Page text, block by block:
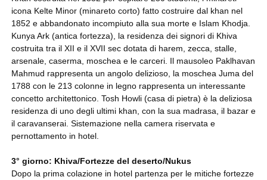
icona Kelte Minor (minareto corto) fatto costruire dal khan nel
1852 e abbandonato incompiuto alla sua morte e Islam Khodja.
Kunya Ark (antica fortezza), la residenza dei signori di Khiva
costruita tra il XII e il XVII sec dotata di harem, zecca, stalle,
arsenale, caserma, moschea e le carceri. Il mausoleo Paklhavan
Mahmud rappresenta un angolo delizioso, la moschea Juma del
1788 con le 213 colonne in legno rappresenta un interessante
concetto architettonico. Tosh Howli (casa di pietra) è la deliziosa
residenza di uno degli ultimi khan, con la sua madrasa, il bazar e
il caravanserai. Sistemazione nella camera riservata e
pernottamento in hotel.
3° giorno: Khiva/Fortezze del deserto/Nukus
Dopo la prima colazione in hotel partenza per le mitiche fortezze